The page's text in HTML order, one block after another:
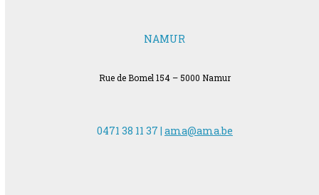
NAMUR
Rue de Bomel 154 – 5000 Namur
0471 38 11 37 | ama@ama.be